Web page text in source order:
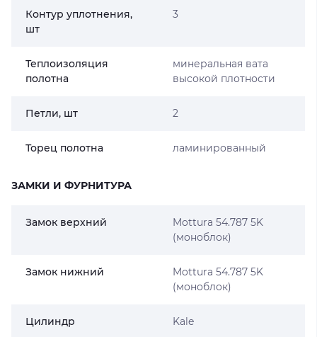
Контур уплотнения,
шт
3
Теплоизоляция
полотна
минеральная вата
высокой плотности
Петли, шт 2
Торец полотна ламинированный
ЗАМКИ И ФУРНИТУРА
Замок верхний
Mottura 54.787 5K
(моноблок)
Замок нижний
Mottura 54.787 5K
(моноблок)
Цилиндр Kale